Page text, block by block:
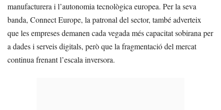
manufacturera i l’autonomia tecnològica europea. Per la seva
banda, Connect Europe, la patronal del sector, també adverteix
que les empreses demanen cada vegada més capacitat sobirana per
a dades i serveis digitals, però que la fragmentació del mercat
continua frenant l’escala inversora.